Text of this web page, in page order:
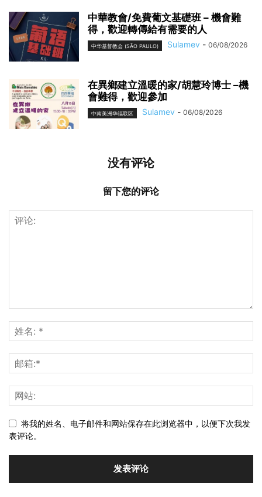
中華教會/免費葡文基礎班 – 機會難
得，歡迎轉傳給有需要的人
中华基督教会 (SÃO PAULO) Sulamev - 06/08/2026
在異鄉建立溫暖的家/胡慧玲博士 –機
會難得，歡迎參加
中南美洲华福联区 Sulamev - 06/08/2026
没有评论
留下您的评论
将我的姓名、电子邮件和网站保存在此浏览器中，以便下次我发
表评论。